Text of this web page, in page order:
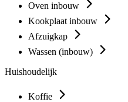
Oven inbouw
Kookplaat inbouw
Afzuigkap
Wassen (inbouw)
Huishoudelijk
Koffie